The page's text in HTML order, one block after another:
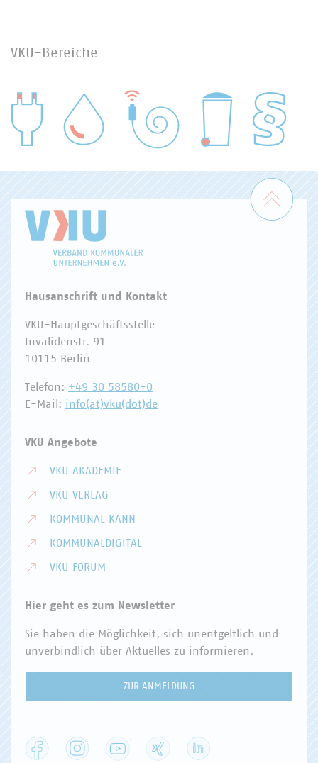
VKU-Bereiche
WASSER/ABWASSER
Zum
Hausanschrift und Kontakt
VKU-Hauptgeschäftsstelle
Invalidenstr. 91
10115 Berlin
Telefon: +49 30 58580-0
E-Mail: info(at)vku(dot)de
VKU Angebote
VKU AKADEMIE
VKU VERLAG
KOMMUNAL KANN
KOMMUNALDIGITAL
VKU FORUM
Hier geht es zum Newsletter
Sie haben die Möglichkeit, sich unentgeltlich und
unverbindlich über Aktuelles zu informieren.
ZUR ANMELDUNG
Facebook Instagram YouTube